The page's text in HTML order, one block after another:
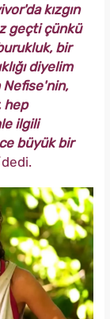
kızgın
geçti çünkü
bir
diyelim
Nefise'nin,
hep
ilgili
büyük bir
dedi.